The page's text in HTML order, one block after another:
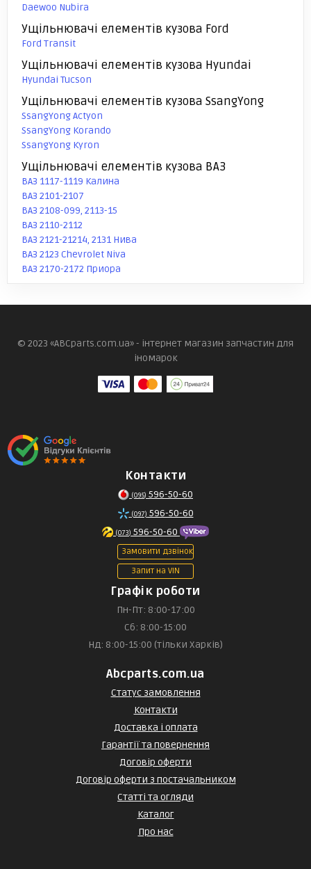
Daewoo Nubira
Ущільнювачі елементів кузова Ford
Ford Transit
Ущільнювачі елементів кузова Hyundai
Hyundai Tucson
Ущільнювачі елементів кузова SsangYong
SsangYong Actyon
SsangYong Korando
SsangYong Kyron
Ущільнювачі елементів кузова ВАЗ
ВАЗ 1117-1119 Калина
ВАЗ 2101-2107
ВАЗ 2108-099, 2113-15
ВАЗ 2110-2112
ВАЗ 2121-21214, 2131 Нива
ВАЗ 2123 Chevrolet Niva
ВАЗ 2170-2172 Приора
© 2023 «ABCparts.com.ua» - інтернет магазин запчастин для
іномарок
Контакти
(095) 596-50-60
(097) 596-50-60
(073) 596-50-60
Замовити дзвінок
Запит на VIN
Графік роботи
Пн-Пт: 8:00-17:00
Сб: 8:00-15:00
Нд: 8:00-15:00 (тільки Харків)
Abcparts.com.ua
Статус замовлення
Контакти
Доставка і оплата
Гарантії та повернення
Договір оферти
Договір оферти з постачальником
Статті та огляди
Каталог
Про нас